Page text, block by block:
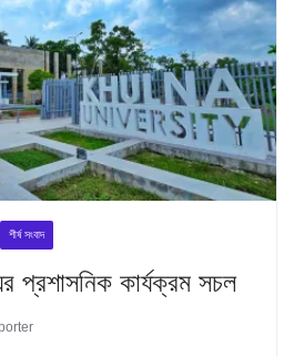
শীর্ষ সংবাদ
প্রশাসনিক কার্যক্রম সচল